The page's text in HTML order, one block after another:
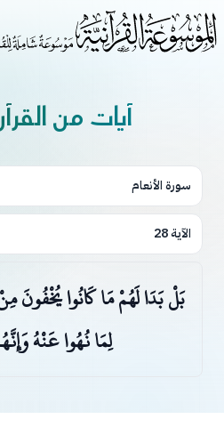
آيات من
سورة الأنعام
الآية 28
بَلْ بَدَا لَهُمْ مَا كَانُوا يُخْفُونَ
لِمَا نُهُوا عَنْهُ